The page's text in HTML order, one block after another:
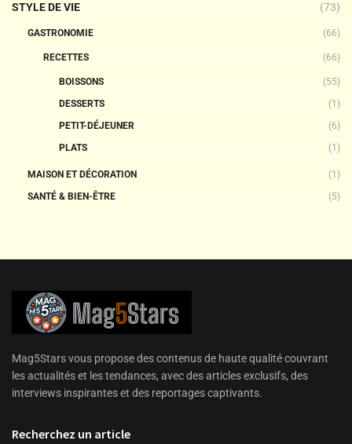
STYLE DE VIE (73)
GASTRONOMIE (66)
RECETTES (66)
BOISSONS
(55)
DESSERTS
(1)
PETIT-DÉJEUNER
(6)
PLATS
(1)
MAISON ET DÉCORATION
(1)
SANTÉ & BIEN-ÊTRE
(5)
Mag5Stars vous propose des contenus de haute qualité couvrant
les actualités et les tendances, avec des articles exclusifs, des
interviews inspirantes et des reportages captivants.
Recherchez un article